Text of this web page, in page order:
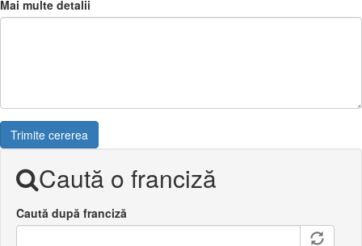
Mai multe detalii
Trimite cererea
Caută o franciză
Caută după franciză